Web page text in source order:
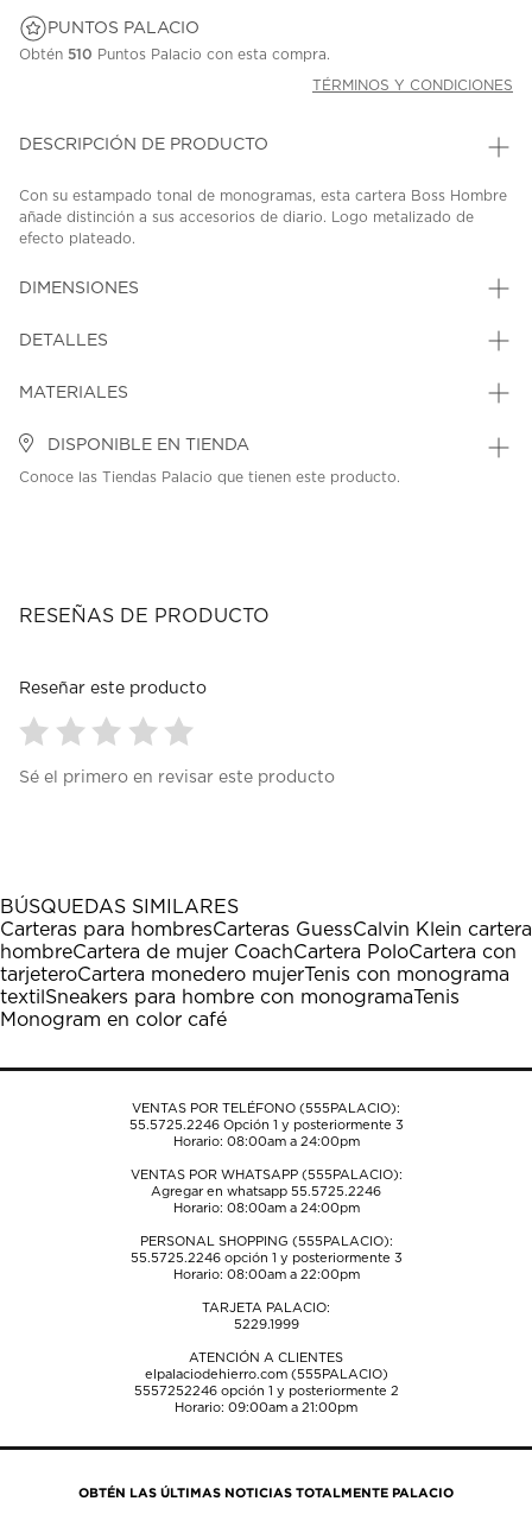
PUNTOS PALACIO
Obtén 510 Puntos Palacio con esta compra.
TÉRMINOS Y CONDICIONES
DESCRIPCIÓN DE PRODUCTO
Con su estampado tonal de monogramas, esta cartera Boss Hombre
añade distinción a sus accesorios de diario. Logo metalizado de
efecto plateado.
DIMENSIONES
DETALLES
MATERIALES
DISPONIBLE EN TIENDA
Conoce las Tiendas Palacio que tienen este producto.
RESEÑAS DE PRODUCTO
Reseñar este producto
para
1
estrella
Esta
acción
abrirá
el
formulario
envío.
para
estrellas.
Esta
acción
abrirá
el
formulario
envío.
para
estrellas.
Esta
acción
abrirá
el
formulario
envío.
para
estrellas.
Esta
acción
abrirá
el
formulario
envío.
para
estrellas.
Esta
acción
abrirá
el
formulario
envío.
Sé el primero en revisar este producto
BÚSQUEDAS SIMILARES
Carteras para hombresCarteras GuessCalvin Klein cartera
hombreCartera de mujer CoachCartera PoloCartera con
tarjeteroCartera monedero mujerTenis con monograma
textil Sneakers para hombre con monogramaTenis
Monogram en color café
VENTAS POR TELÉFONO (555PALACIO):
55.5725.2246Opción 1 y posteriormente 3
Horario: 08:00am a 24:00pm
VENTAS POR WHATSAPP (555PALACIO):
Agregar en whatsapp 55.5725.2246
Horario: 08:00am a 24:00pm
PERSONAL SHOPPING (555PALACIO):
55.5725.2246opción 1 y posteriormente 3
Horario: 08:00am a 22:00pm
TARJETA PALACIO:
5229.1999
ATENCIÓN A CLIENTES
elpalaciodehierro.com (555PALACIO)
5557252246opción 1 y posteriormente 2
Horario: 09:00am a 21:00pm
OBTÉN LAS ÚLTIMAS NOTICIAS TOTALMENTE PALACIO